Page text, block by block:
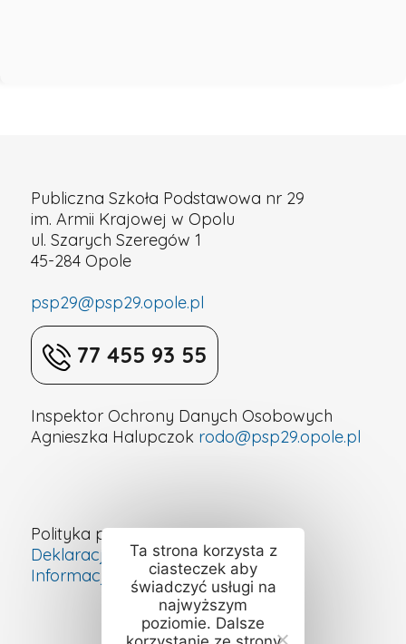
Publiczna Szkoła Podstawowa nr 29
im. Armii Krajowej w Opolu
ul. Szarych Szeregów 1
45-284 Opole
psp29@psp29.opole.pl
77 455 93 55
Inspektor Ochrony Danych Osobowych
Agnieszka Halupczok rodo@psp29.opole.pl
Polityka prywatności
Deklaracja dostępności cyfrowej
Informacje o szkole – ETR
Ta strona korzysta z
ciasteczek aby
świadczyć usługi na
najwyższym
poziomie. Dalsze